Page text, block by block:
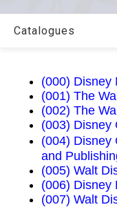
Catalogues
(000) Disney
(001) The
(002) The
(003) Disney
(004) Disney
and
(005) Walt
(006) Disney
(007) Walt